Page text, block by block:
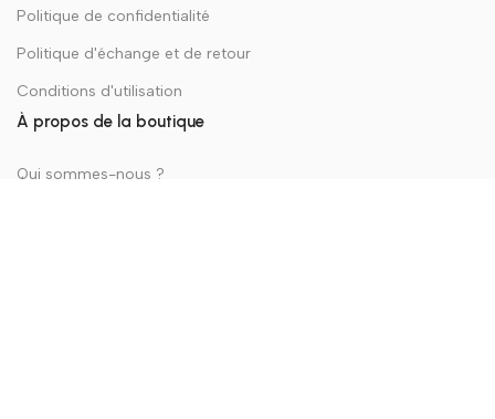
Politique de confidentialité
Politique d'échange et de retour
Conditions d'utilisation
À propos de la boutique
Qui sommes-nous ?